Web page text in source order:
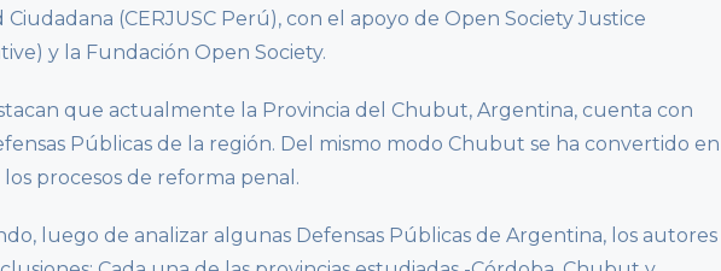
(CERJUSC Perú), con el apoyo de Open Society Justice
y la Fundación Open Society.
que actualmente la Provincia del Chubut, Argentina, cuenta con
Públicas de la región. Del mismo modo Chubut se ha convertido en
procesos de reforma penal.
luego de analizar algunas Defensas Públicas de Argentina, los autores